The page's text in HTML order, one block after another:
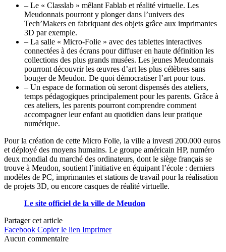
– Le « Classlab » mêlant Fablab et réalité virtuelle. Les
Meudonnais pourront y plonger dans l’univers des
Tech’Makers en fabriquant des objets grâce aux imprimantes
3D par exemple.
– La salle « Micro-Folie » avec des tablettes interactives
connectées à des écrans pour diffuser en haute définition les
collections des plus grands musées. Les jeunes Meudonnais
pourront découvrir les œuvres d’art les plus célèbres sans
bouger de Meudon. De quoi démocratiser l’art pour tous.
– Un espace de formation où seront dispensés des ateliers,
temps pédagogiques principalement pour les parents. Grâce à
ces ateliers, les parents pourront comprendre comment
accompagner leur enfant au quotidien dans leur pratique
numérique.
Pour la création de cette Micro Folie, la ville a investi 200.000 euros
et déployé des moyens humains. Le groupe américain HP, numéro
deux mondial du marché des ordinateurs, dont le siège français se
trouve à Meudon, soutient l’initiative en équipant l’école : derniers
modèles de PC, imprimantes et stations de travail pour la réalisation
de projets 3D, ou encore casques de réalité virtuelle.
Le site officiel de la ville de Meudon
Partager cet article
Facebook Copier le lien Imprimer
Aucun commentaire